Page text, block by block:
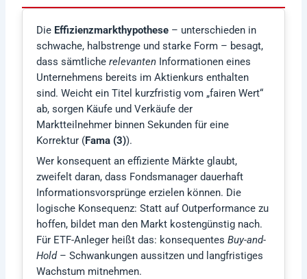
Die Effizienzmarkthypothese – unterschieden in
schwache, halbstrenge und starke Form – besagt,
dass sämtlicherelevanten Informationen eines
Unternehmens bereits im Aktienkurs enthalten
sind. Weicht ein Titel kurzfristig vom „fairen Wert“
ab, sorgen Käufe und Verkäufe der
Marktteilnehmer binnen Sekunden für eine
Korrektur (Fama (3)).
Wer konsequent an effiziente Märkte glaubt,
zweifelt daran, dass Fondsmanager dauerhaft
Informationsvorsprünge erzielen können. Die
logische Konsequenz: Statt auf Outperformance zu
hoffen, bildet man den Markt kostengünstig nach.
Für ETF-Anleger heißt das: konsequentesBuy-and-
Hold– Schwankungen aussitzen und langfristiges
Wachstum mitnehmen.